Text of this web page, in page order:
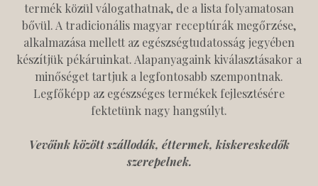
termék közül válogathatnak, de a lista folyamatosan
bővül. A tradicionális magyar receptúrák megőrzése,
alkalmazása mellett az egészségtudatosság jegyében
készítjük pékáruinkat. Alapanyagaink kiválasztásakor a
minőséget tartjuk a legfontosabb szempontnak.
Legfőképp az egészséges termékek fejlesztésére
fektetünk nagy hangsúlyt.
Vevőink között szállodák, éttermek, kiskereskedők
szerepelnek.